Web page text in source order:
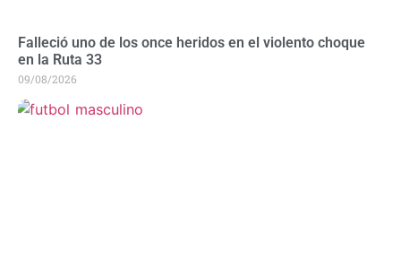
Falleció uno de los once heridos en el violento choque
en la Ruta 33
09/08/2026